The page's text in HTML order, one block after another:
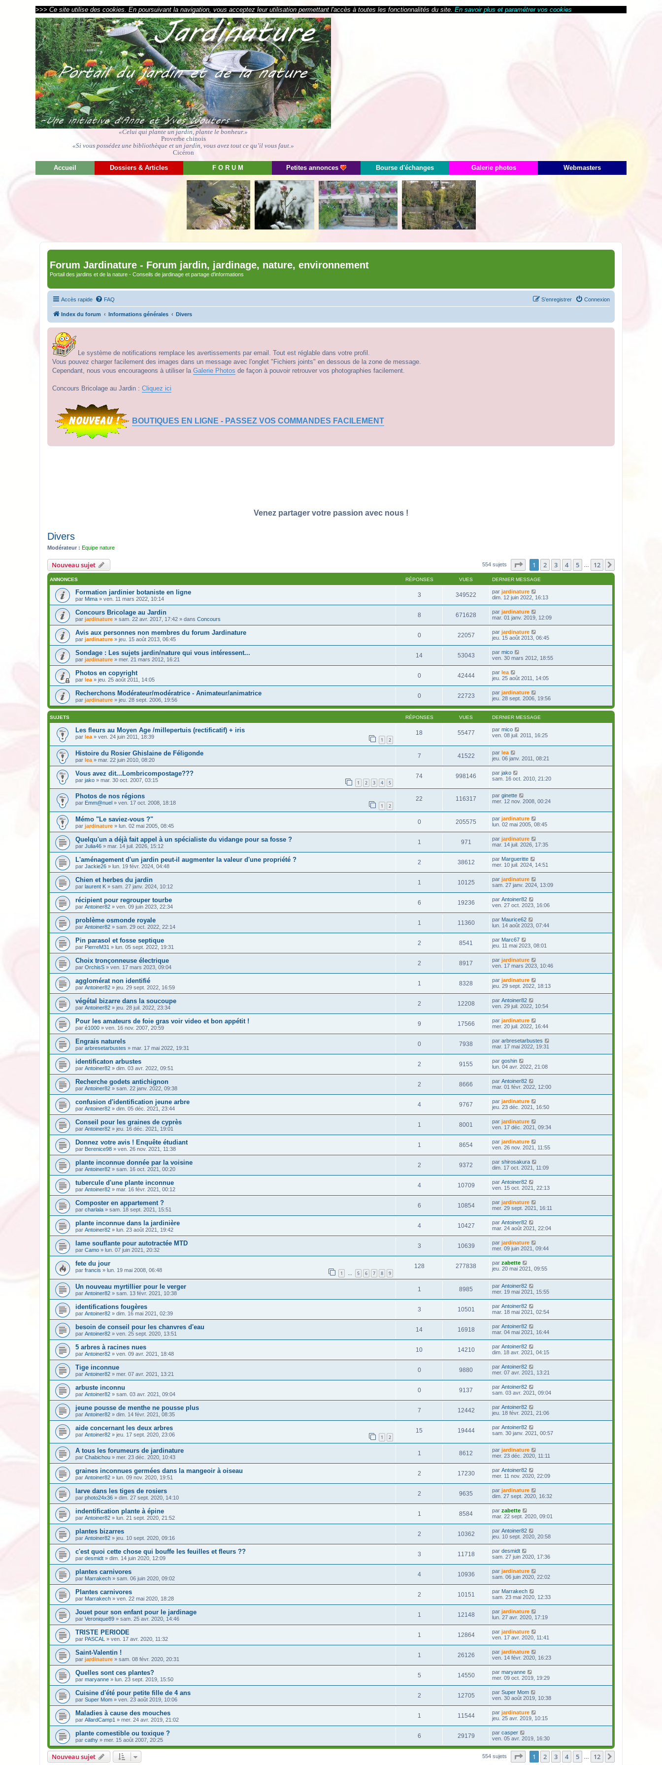
>>> Ce site utilise des cookies. En poursuivant la navigation, vous acceptez leur utilisation permettant l'accès à toutes les fonctionnalités du site. En savoir plus et paramétrer vos cookies
«Celui qui plante un jardin, plante le bonheur.»
Proverbe chinois
«Si vous possédez une bibliothèque et un jardin, vous avez tout ce qu’il vous faut.»
Cicéron
Accueil Dossiers & Articles F O R U M Petites annonces Bourse d'échanges Galerie photos Webmasters
Forum Jardinature - Forum jardin, jardinage, nature, environnement
Portail des jardins et de la nature - Conseils de jardinage et partage d'informations
Accès rapide FAQ Connexion
S’enregistrer
Index du forum Informations générales Divers
Le système de notifications remplace les avertissements par email. Tout est réglable dans votre profil.
Vous pouvez charger facilement des images dans un message avec l'onglet "Fichiers joints" en dessous de la zone de message.
Cependant, nous vous encourageons à utiliser la Galerie Photos de façon à pouvoir retrouver vos photographies facilement.
Concours Bricolage au Jardin : Cliquez ici
BOUTIQUES EN LIGNE - PASSEZ VOS COMMANDES FACILEMENT
Venez partager votre passion avec nous !
Divers
Modérateur : Equipe nature
Nouveau sujet 554 sujets Page sur12
1 2 3 4 5 12
ANNONCES RÉPONSES VUES DERNIER MESSAGE
Formation jardinier botaniste en ligne
par Mima » ven. 11 mars 2022, 10:14
3 349522 par jardinature
dim. 12 juin 2022, 16:13
Concours Bricolage au Jardin
par jardinature » sam. 22 avr. 2017, 17:42 » dans Concours
8 671628 par jardinature
mar. 01 janv. 2019, 12:09
Avis aux personnes non membres du forum Jardinature
par jardinature » jeu. 15 août 2013, 06:45
0 22057 par jardinature
jeu. 15 août 2013, 06:45
Sondage : Les sujets jardin/nature qui vous intéressent...
par jardinature » mer. 21 mars 2012, 16:21
14 53043 par mico
ven. 30 mars 2012, 18:55
Photos en copyright
par lea » jeu. 25 août 2011, 14:05
0 42444 par lea
jeu. 25 août 2011, 14:05
Recherchons Modérateur/modératrice - Animateur/animatrice
par jardinature » jeu. 28 sept. 2006, 19:56
0 22723 par jardinature
jeu. 28 sept. 2006, 19:56
SUJETS RÉPONSES VUES DERNIER MESSAGE
Les fleurs au Moyen Age /millepertuis (rectificatif) + iris
par lea » ven. 24 juin 2011, 18:39 1 2
18 55477 par mico
ven. 08 juil. 2011, 16:25
Histoire du Rosier Ghislaine de Féligonde
par lea » mar. 22 juin 2010, 08:20
7 41522 par lea
jeu. 06 janv. 2011, 08:21
Vous avez dit...Lombricompostage???
par jako » mar. 30 oct. 2007, 03:15 1 2 3 4 5
74 998146 par jako
sam. 16 oct. 2010, 21:20
Photos de nos régions
par Emm@nuel » ven. 17 oct. 2008, 18:18 1 2
22 116317 par ginette
mer. 12 nov. 2008, 00:24
Mémo "Le saviez-vous ?"
par jardinature » lun. 02 mai 2005, 08:45
0 205575 par jardinature
lun. 02 mai 2005, 08:45
Quelqu'un a déjà fait appel à un spécialiste du vidange pour sa fosse ?
par Julia46 » mar. 14 juil. 2026, 15:12
1 971 par jardinature
mar. 14 juil. 2026, 17:35
L'aménagement d'un jardin peut-il augmenter la valeur d'une propriété ?
par Jackie26 » lun. 19 févr. 2024, 04:48
2 38612 par Margueritte
mer. 10 juil. 2024, 14:51
Chien et herbes du jardin
par laurent K » sam. 27 janv. 2024, 10:12
1 10125 par jardinature
sam. 27 janv. 2024, 13:09
récipient pour regrouper tourbe
par Antoiner82 » ven. 09 juin 2023, 22:34
6 19236 par Antoiner82
ven. 27 oct. 2023, 16:06
problème osmonde royale
par Antoiner82 » sam. 29 oct. 2022, 22:14
1 11360 par Maurice62
lun. 14 août 2023, 07:44
Pin parasol et fosse septique
par PierreM31 » lun. 05 sept. 2022, 19:31
2 8541 par Marc67
jeu. 11 mai 2023, 08:01
Choix tronçonneuse électrique
par OrchisS » ven. 17 mars 2023, 09:04
2 8917 par jardinature
ven. 17 mars 2023, 10:46
agglomérat non identifié
par Antoiner82 » jeu. 29 sept. 2022, 16:59
1 8328 par jardinature
jeu. 29 sept. 2022, 18:13
végétal bizarre dans la soucoupe
par Antoiner82 » jeu. 28 juil. 2022, 23:34
2 12208 par Antoiner82
ven. 29 juil. 2022, 10:54
Pour les amateurs de foie gras voir video et bon appétit !
par é1000 » ven. 16 nov. 2007, 20:59
9 17566 par jardinature
mer. 20 juil. 2022, 16:44
Engrais naturels
par arbresetarbustes » mar. 17 mai 2022, 19:31
0 7938 par arbresetarbustes
mar. 17 mai 2022, 19:31
identificaton arbustes
par Antoiner82 » dim. 03 avr. 2022, 09:51
2 9155 par goshin
lun. 04 avr. 2022, 21:08
Recherche godets antichignon
par Antoiner82 » sam. 22 janv. 2022, 09:38
2 8666 par Antoiner82
mar. 01 févr. 2022, 12:00
confusion d'identification jeune arbre
par Antoiner82 » dim. 05 déc. 2021, 23:44
4 9767 par jardinature
jeu. 23 déc. 2021, 16:50
Conseil pour les graines de cyprès
par Antoiner82 » jeu. 16 déc. 2021, 19:01
1 8001 par jardinature
ven. 17 déc. 2021, 09:34
Donnez votre avis ! Enquête étudiant
par Berenice98 » ven. 26 nov. 2021, 11:38
1 8654 par jardinature
ven. 26 nov. 2021, 11:55
plante inconnue donnée par la voisine
par Antoiner82 » sam. 16 oct. 2021, 00:20
2 9372 par shirosakura
dim. 17 oct. 2021, 11:09
tubercule d'une plante inconnue
par Antoiner82 » mar. 16 févr. 2021, 00:12
4 10709 par Antoiner82
ven. 15 oct. 2021, 22:13
Composter en appartement ?
par charlala » sam. 18 sept. 2021, 15:51
6 10854 par jardinature
mer. 29 sept. 2021, 16:11
plante inconnue dans la jardinière
par Antoiner82 » lun. 23 août 2021, 19:42
4 10427 par Antoiner82
mar. 24 août 2021, 22:04
lame souflante pour autotractée MTD
par Camo » lun. 07 juin 2021, 20:32
3 10639 par jardinature
mer. 09 juin 2021, 09:44
fete du jour
par francis » lun. 19 mai 2008, 06:48 1 … 5 6 7 8 9
128 277838 par zabette
jeu. 20 mai 2021, 09:55
Un nouveau myrtillier pour le verger
par Antoiner82 » sam. 13 févr. 2021, 10:38
1 8985 par Antoiner82
mer. 19 mai 2021, 15:55
identifications fougères
par Antoiner82 » dim. 16 mai 2021, 02:39
3 10501 par Antoiner82
mar. 18 mai 2021, 02:54
besoin de conseil pour les chanvres d'eau
par Antoiner82 » ven. 25 sept. 2020, 13:51
14 16918 par Antoiner82
mar. 04 mai 2021, 16:44
5 arbres à racines nues
par Antoiner82 » ven. 09 avr. 2021, 18:48
10 14210 par Antoiner82
dim. 18 avr. 2021, 04:15
Tige inconnue
par Antoiner82 » mer. 07 avr. 2021, 13:21
0 9880 par Antoiner82
mer. 07 avr. 2021, 13:21
arbuste inconnu
par Antoiner82 » sam. 03 avr. 2021, 09:04
0 9137 par Antoiner82
sam. 03 avr. 2021, 09:04
jeune pousse de menthe ne pousse plus
par Antoiner82 » dim. 14 févr. 2021, 08:35
7 12442 par Antoiner82
jeu. 18 févr. 2021, 21:06
aide concernant les deux arbres
par Antoiner82 » jeu. 17 sept. 2020, 23:06 1 2
15 19444 par Antoiner82
sam. 30 janv. 2021, 00:57
A tous les forumeurs de jardinature
par Chabichou » mer. 23 déc. 2020, 10:43
1 8612 par jardinature
mer. 23 déc. 2020, 11:11
graines inconnues germées dans la mangeoir à oiseau
par Antoiner82 » lun. 09 nov. 2020, 19:51
2 17230 par Antoiner82
mer. 11 nov. 2020, 22:09
larve dans les tiges de rosiers
par photo24x36 » dim. 27 sept. 2020, 14:10
2 9635 par jardinature
dim. 27 sept. 2020, 16:32
indentification plante à épine
par Antoiner82 » lun. 21 sept. 2020, 21:52
1 8584 par zabette
mar. 22 sept. 2020, 09:01
plantes bizarres
par Antoiner82 » jeu. 10 sept. 2020, 09:16
2 10362 par Antoiner82
jeu. 10 sept. 2020, 20:58
c'est quoi cette chose qui bouffe les feuilles et fleurs ??
par desmidt » dim. 14 juin 2020, 12:09
3 11718 par desmidt
sam. 27 juin 2020, 17:36
plantes carnivores
par Marrakech » sam. 06 juin 2020, 09:02
4 10936 par jardinature
sam. 06 juin 2020, 22:02
Plantes carnivores
par Marrakech » ven. 22 mai 2020, 18:28
2 10151 par Marrakech
sam. 23 mai 2020, 12:33
Jouet pour son enfant pour le jardinage
par Veronique89 » sam. 25 avr. 2020, 14:46
1 12148 par jardinature
lun. 27 avr. 2020, 17:19
TRISTE PERIODE
par PASCAL » ven. 17 avr. 2020, 11:32
1 12864 par jardinature
ven. 17 avr. 2020, 11:41
Saint-Valentin !
par jardinature » sam. 08 févr. 2020, 20:31
1 26126 par jardinature
ven. 14 févr. 2020, 16:23
Quelles sont ces plantes?
par maryanne » lun. 23 sept. 2019, 15:50
5 14550 par maryanne
mer. 09 oct. 2019, 19:29
Cuisine d'été pour petite fille de 4 ans
par Super Mom » ven. 23 août 2019, 10:06
2 12705 par Super Mom
ven. 30 août 2019, 10:38
Maladies à cause des mouches
par AllardCamp1 » mer. 24 avr. 2019, 21:02
1 11544 par jardinature
jeu. 25 avr. 2019, 10:15
plante comestible ou toxique ?
par cathy » mer. 15 août 2007, 20:25
6 29179 par casper
ven. 05 avr. 2019, 16:30
Nouveau sujet 554 sujets Page sur12
1 2 3 4 5 12